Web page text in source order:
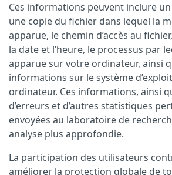
Ces informations peuvent inclure
une copie du fichier dans lequel la
apparue, le chemin d’accès au
la date et l’heure, le processus par
apparue sur votre ordinateur, ainsi
informations sur le système
ordinateur. Ces informations, ainsi
d’erreurs et d’autres statistiques
envoyées au laboratoire de
analyse plus approfondie.
La participation des utilisateurs
améliorer la protection globale de